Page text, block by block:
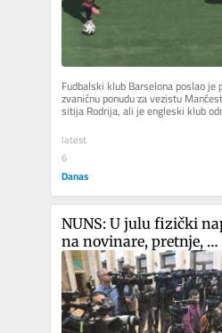
Fudbalski klub Barselona poslao je
zvaničnu ponudu za vezistu
sitija Rodrija, ali je engleski klub
odbio ponudu vrednu 38,5...
latest
6
Danas
NUNS: U julu fizički
na novinare, pretnje,
kampanje protiv
TV